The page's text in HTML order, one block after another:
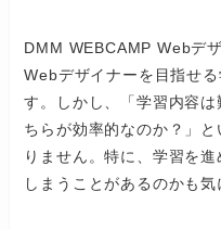
DMM WEBCAMP Webデ
Webデザイナーを目指せ
す。しかし、「学習内容
ちらが効率的なのか？」
りません。特に、学習を
しまうことがあるのかも気